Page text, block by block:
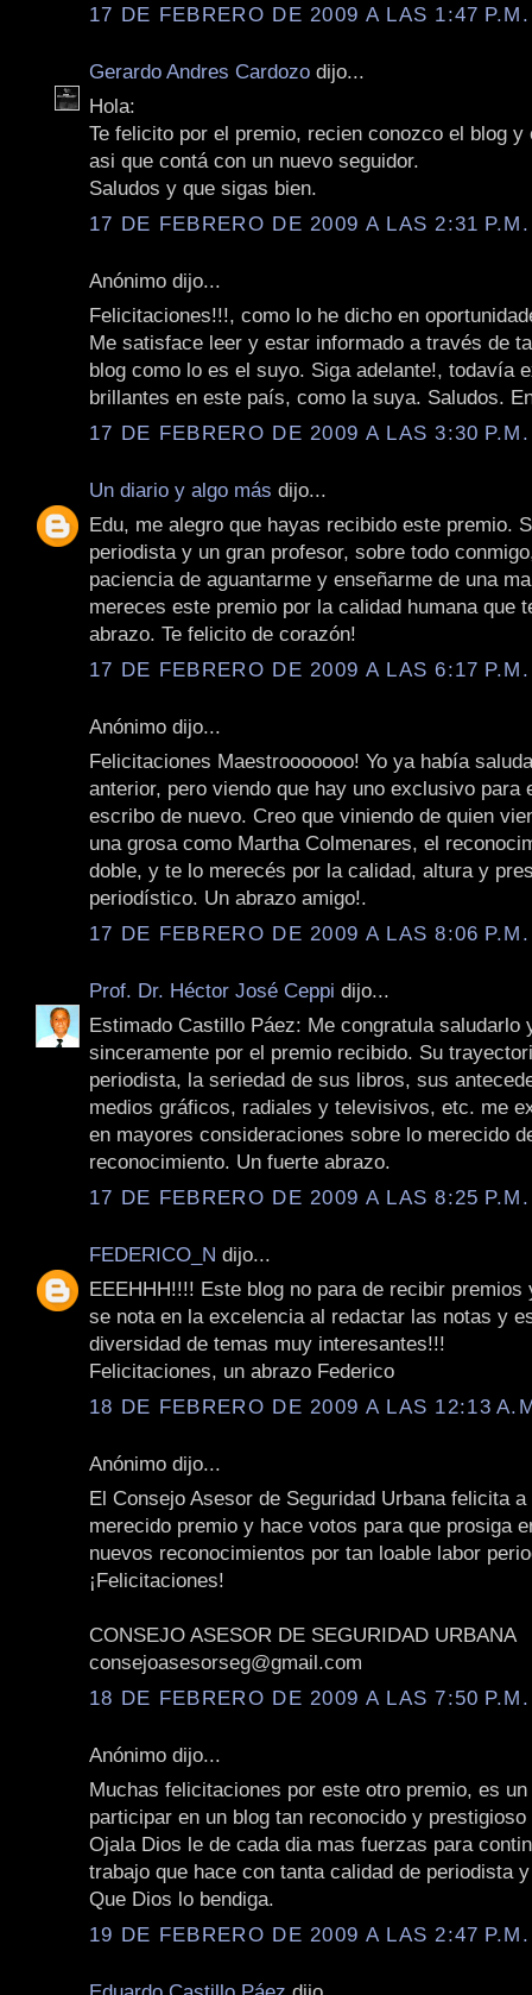
17 DE FEBRERO DE 2009 A LAS 1:47 P.M.
Gerardo Andres Cardozo dijo...
Hola:
Te felicito por el premio, recien conozco el blog y
asi que contá con un nuevo seguidor.
Saludos y que sigas bien.
17 DE FEBRERO DE 2009 A LAS 2:31 P.M.
Anónimo dijo...
Felicitaciones!!!, como lo he dicho en
Me satisface leer y estar informado a través de
blog como lo es el suyo. Siga adelante!, todavía
brillantes en este país, como la suya. Saludos.
17 DE FEBRERO DE 2009 A LAS 3:30 P.M.
Un diario y algo más dijo...
Edu, me alegro que hayas recibido este premio.
periodista y un gran profesor, sobre todo
paciencia de aguantarme y enseñarme de una
mereces este premio por la calidad humana que
abrazo. Te felicito de corazón!
17 DE FEBRERO DE 2009 A LAS 6:17 P.M.
Anónimo dijo...
Felicitaciones Maestrooooooo! Yo ya había
anterior, pero viendo que hay uno exclusivo para
escribo de nuevo. Creo que viniendo de quien
una grosa como Martha Colmenares, el
doble, y te lo merecés por la calidad, altura y
periodístico. Un abrazo amigo!.
17 DE FEBRERO DE 2009 A LAS 8:06 P.M.
Prof. Dr. Héctor José Ceppi dijo...
Estimado Castillo Páez: Me congratula saludarlo
sinceramente por el premio recibido. Su
periodista, la seriedad de sus libros, sus
medios gráficos, radiales y televisivos, etc. me
en mayores consideraciones sobre lo merecido
reconocimiento. Un fuerte abrazo.
17 DE FEBRERO DE 2009 A LAS 8:25 P.M.
FEDERICO_N dijo...
EEEHHH!!!! Este blog no para de recibir premios
se nota en la excelencia al redactar las notas y
diversidad de temas muy interesantes!!!
Felicitaciones, un abrazo Federico
18 DE FEBRERO DE 2009 A LAS 12:13
Anónimo dijo...
El Consejo Asesor de Seguridad Urbana felicita
merecido premio y hace votos para que prosiga
nuevos reconocimientos por tan loable labor
¡Felicitaciones!
CONSEJO ASESOR DE SEGURIDAD URBANA
consejoasesorseg@gmail.com
18 DE FEBRERO DE 2009 A LAS 7:50 P.M.
Anónimo dijo...
Muchas felicitaciones por este otro premio, es
participar en un blog tan reconocido y
Ojala Dios le de cada dia mas fuerzas para
trabajo que hace con tanta calidad de periodista
Que Dios lo bendiga.
19 DE FEBRERO DE 2009 A LAS 2:47 P.M.